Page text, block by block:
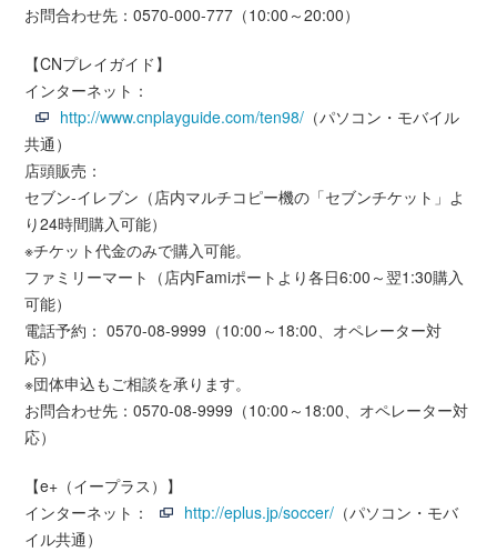
お問合わせ先：0570-000-777（10:00～20:00）
【CNプレイガイド】
インターネット：
http://www.cnplayguide.com/ten98/ （パソコン・モバイル
共通）
店頭販売：
セブン-イレブン（店内マルチコピー機の「セブンチケット」よ
り24時間購入可能）
※チケット代金のみで購入可能。
ファミリーマート（店内Famiポートより各日6:00～翌1:30購入
可能）
電話予約： 0570-08-9999（10:00～18:00、オペレーター対
応）
※団体申込もご相談を承ります。
お問合わせ先：0570-08-9999（10:00～18:00、オペレーター対
応）
【e+（イープラス）】
インターネット：
http://eplus.jp/soccer/ （パソコン・モバ
イル共通）